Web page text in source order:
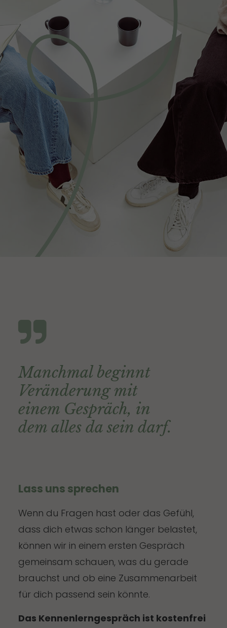
Lass uns sprechen
Wenn du Fragen hast oder das Gefühl,
dass dich etwas schon länger belastet,
können wir in einem ersten Gespräch
gemeinsam schauen, was du gerade
brauchst und ob eine Zusammenarbeit
für dich passend sein könnte.
Das Kennenlerngespräch ist kostenfrei
Manchmal beginnt
Veränderung mit
einem Gespräch, in
dem alles da sein darf.